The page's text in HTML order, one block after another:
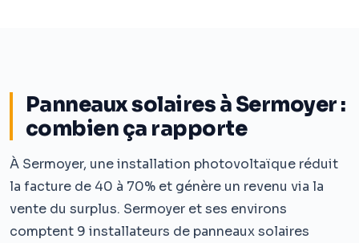
Panneaux solaires à Sermoyer :
combien ça rapporte
À Sermoyer, une installation photovoltaïque réduit
la facture de 40 à 70% et génère un revenu via la
vente du surplus. Sermoyer et ses environs
comptent 9 installateurs de panneaux solaires